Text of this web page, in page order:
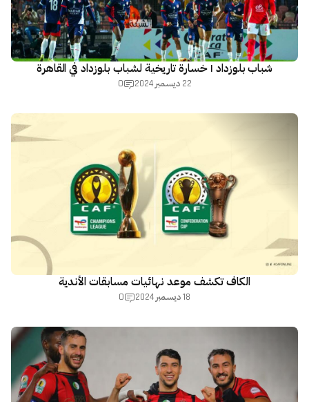
شباب بلوزداد | خسارة تاريخية لشباب بلوزداد في القاهرة
22 ديسمبر 2024 0
الكاف تكشف موعد نهائيات مسابقات الأندية
18 ديسمبر 2024 0